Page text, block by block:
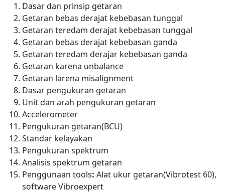
Dasar dan prinsip getaran
Getaran bebas derajat kebebasan tunggal
Getaran teredam derajat kebebasan tunggal
Getaran bebas derajat kebebasan ganda
Getaran teredam derajar kebebasan ganda
Getaran karena unbalance
Getaran larena misalignment
Dasar pengukuran getaran
Unit dan arah pengukuran getaran
Accelerometer
Pengukuran getaran(BCU)
Standar kelayakan
Pengukuran spektrum
Analisis spektrum getaran
Penggunaan tools: Alat ukur getaran(Vibrotest 60),
software Vibroexpert